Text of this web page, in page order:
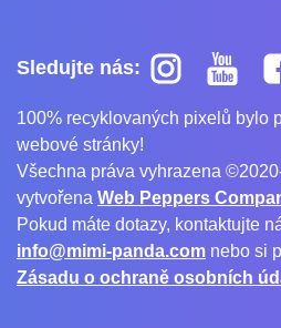
Sledujte nás:
100% recyklovaných pixelů bylo
webové stránky!
Všechna práva vyhrazena
vytvořena Web Peppers
Pokud máte dotazy, kontaktujte
info@mimi-panda.com nebo si
Zásadu o ochraně osobních